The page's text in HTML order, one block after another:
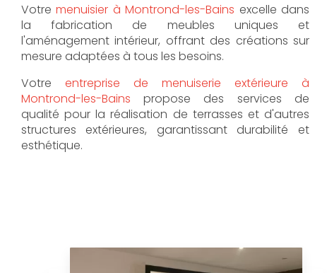
Votremenuisier à Montrond-les-Bains excelle dans
la fabrication de meubles uniques et
l'aménagement intérieur, offrant des créations sur
mesure adaptées à tous les besoins.
Votre entreprise de menuiserie extérieure à
Montrond-les-Bains propose des services de
qualité pour la réalisation de terrasses et d'autres
structures extérieures, garantissant durabilité et
esthétique.